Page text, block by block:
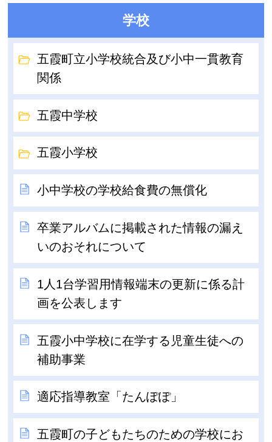
学校
五霞町立小学校統合及び小中一貫教育
関係
五霞中学校
五霞小学校
小中学校の学校給食費の無償化
卒業アルバムに掲載された情報の漏え
いのおそれについて
1人1台学習用情報端末の更新に係る計
画を公表します
五霞小中学校に在学する児童生徒への
補助事業
適応指導教室「たんぽぽ」
五霞町の子どもたちのための学校にお